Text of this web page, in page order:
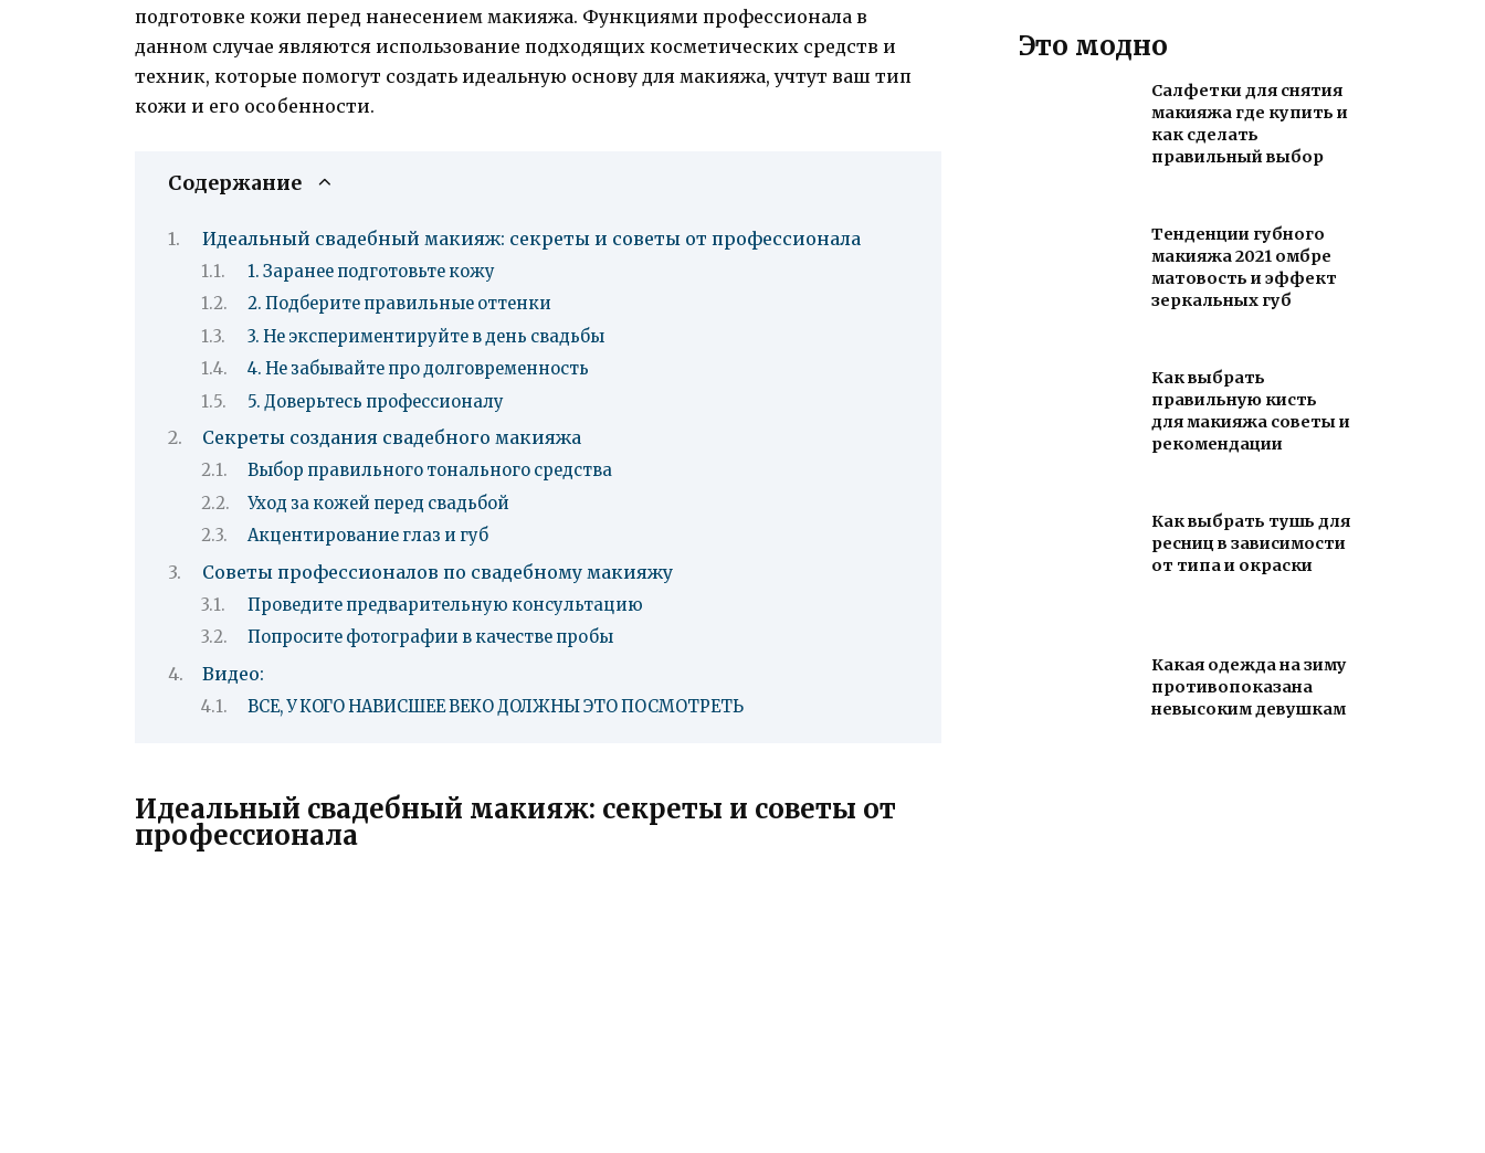
подготовке кожи перед нанесением макияжа. Функциями профессионала в
данном случае являются использование подходящих косметических средств и
техник, которые помогут создать идеальную основу для макияжа, учтут ваш тип
кожи и его особенности.
Содержание
Идеальный свадебный макияж: секреты и советы от профессионала
1. Заранее подготовьте кожу
2. Подберите правильные оттенки
3. Не экспериментируйте в день свадьбы
4. Не забывайте про долговременность
5. Доверьтесь профессионалу
Секреты создания свадебного макияжа
Выбор правильного тонального средства
Уход за кожей перед свадьбой
Акцентирование глаз и губ
Советы профессионалов по свадебному макияжу
Проведите предварительную консультацию
Попросите фотографии в качестве пробы
Видео:
ВСЕ, У КОГО НАВИСШЕЕ ВЕКО ДОЛЖНЫ ЭТО ПОСМОТРЕТЬ
Идеальный свадебный макияж: секреты и советы от
профессионала
Это модно
Салфетки для снятия
макияжа где купить и
как сделать
правильный выбор
Тенденции губного
макияжа 2021 омбре
матовость и эффект
зеркальных губ
Как выбрать
правильную кисть
для макияжа советы и
рекомендации
Как выбрать тушь для
ресниц в зависимости
от типа и окраски
Какая одежда на зиму
противопоказана
невысоким девушкам